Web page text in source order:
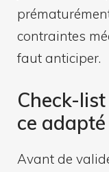
contraintes
faut anticiper.
Check-
ce
Avant de